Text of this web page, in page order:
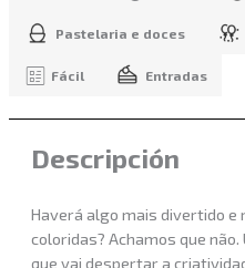
Pastelaria e doces
Fácil Entradas
Descripción
Haverá algo mais divertido e
coloridas? Achamos que
que vai despertar a